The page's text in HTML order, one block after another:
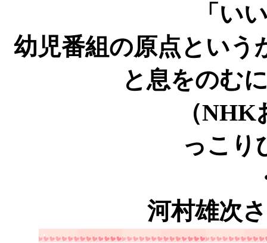
「い
幼児番組の原点という
と息をのむ
（NHKおかあ
っこり
・元チーフ
河村雄次